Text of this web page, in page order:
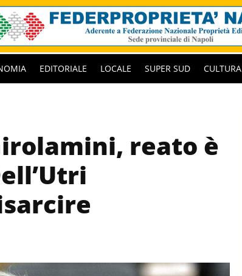
EDITORIALE LOCALE SUPER SUD CULTURA
reato è